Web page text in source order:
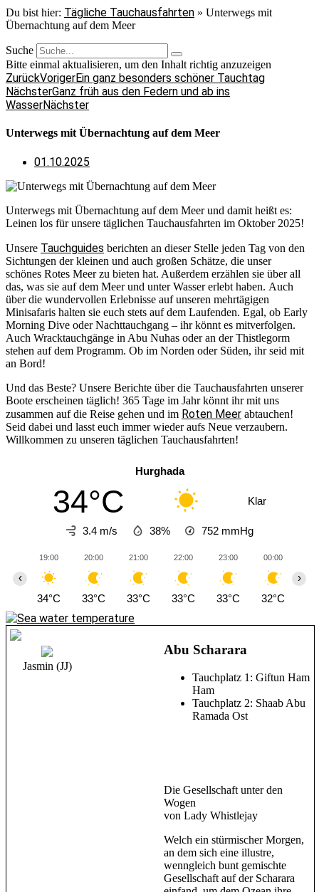
Du bist hier: Tägliche Tauchausfahrten » Unterwegs mit
Übernachtung auf dem Meer
Suche
Bitte einmal aktualisieren, um den Inhalt richtig anzuzeigen
ZurückVorigerEin ganz besonders schöner Tauchtag
NächsterGanz früh aus den Federn und ab ins
WasserNächster
Unterwegs mit Übernachtung auf dem Meer
01.10.2025
Unterwegs mit Übernachtung auf dem Meer und damit heißt es:
Leinen los für unsere täglichen Tauchausfahrten im Oktober 2025!
Unsere Tauchguides berichten an dieser Stelle jeden Tag von den
Sichtungen der kleinen und auch großen Schätze, die unser
schönes Rotes Meer zu bieten hat. Außerdem erzählen sie über all
das, was sie auf dem Meer und unter Wasser erlebt haben. Auch
über die wundervollen Erlebnisse auf unseren mehrtägigen
Minisafaris halten sie euch stets auf dem Laufenden. Egal, ob Early
Morning Dive oder Nachttauchgang – ihr könnt es mitverfolgen.
Auch Wracktauchgänge in Abu Nuhas oder an der Thistlegorm
stehen auf dem Programm. Ob im Norden oder Süden, ihr seid mit
an Bord!
Und das Beste? Unsere Berichte über die Tauchausfahrten unserer
Boote erscheinen täglich! 365 Tage im Jahr könnt ihr mit uns
zusammen auf die Reise gehen und im Roten Meer abtauchen!
Seid dabei und lasst euch immer wieder aufs Neue verzaubern.
Willkommen zu unseren täglichen Tauchausfahrten!
Hurghada
34°C Klar
3.4 m/s 38% 752 mmHg
19:00
34°C
20:00
33°C
21:00
33°C
22:00
33°C
23:00
33°C
00:00
32°C
‹ ›
Jasmin (JJ)
Abu Scharara
Tauchplatz 1: Giftun Ham
Ham
Tauchplatz 2: Shaab Abu
Ramada Ost
Die Gesellschaft unter den
Wogen
von Lady Whistlejay
Welch ein stürmischer Morgen,
an dem sich eine illustre,
wenngleich bunt gemischte
Gesellschaft auf der Scharara